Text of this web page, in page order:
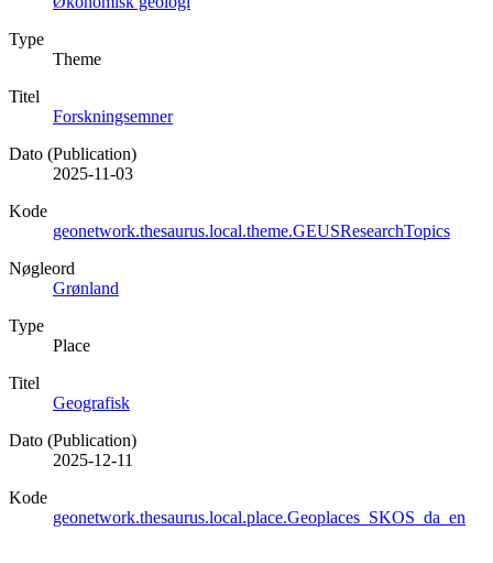
Type
Theme
Titel
Forskningsemner
Dato (Publication)
2025-11-03
Kode
geonetwork.thesaurus.local.theme.GEUSResearchTopics
Nøgleord
Grønland
Type
Place
Titel
Geografisk
Dato (Publication)
2025-12-11
Kode
geonetwork.thesaurus.local.place.Geoplaces_SKOS_da_en